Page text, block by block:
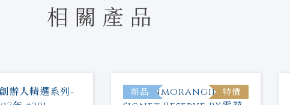
相關產品
新品 特價